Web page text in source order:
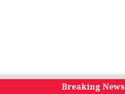
Breaking News